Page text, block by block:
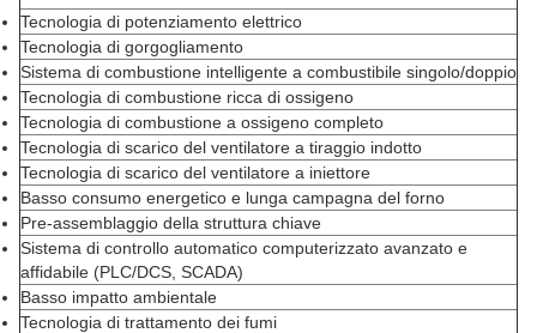
Tecnologia di potenziamento elettrico
Tecnologia di gorgogliamento
Sistema di combustione intelligente a combustibile singolo/doppio
Tecnologia di combustione ricca di ossigeno
Tecnologia di combustione a ossigeno completo
Tecnologia di scarico del ventilatore a tiraggio indotto
Tecnologia di scarico del ventilatore a iniettore
Basso consumo energetico e lunga campagna del forno
Pre-assemblaggio della struttura chiave
Sistema di controllo automatico computerizzato avanzato e
affidabile (PLC/DCS, SCADA)
Basso impatto ambientale
Tecnologia di trattamento dei fumi